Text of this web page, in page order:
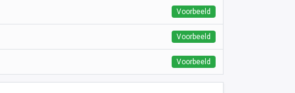
Voorbeeld
Voorbeeld
Voorbeeld